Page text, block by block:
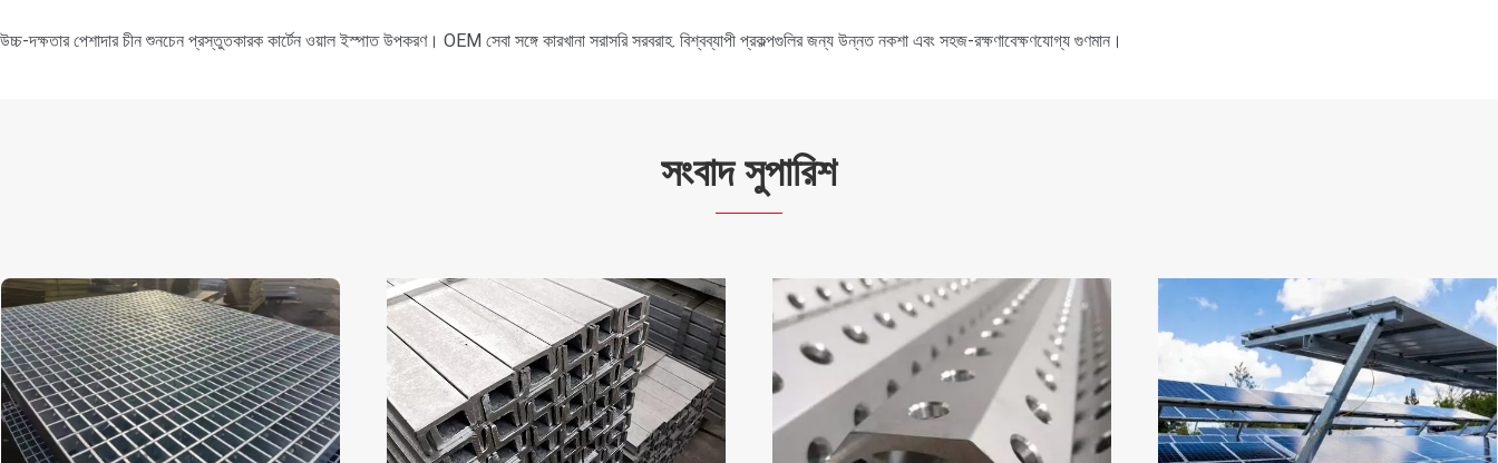
উচ্চ-দক্ষতার পেশাদার চীন শুনচেন প্রস্তুতকারক কার্টেন ওয়াল ইস্পাত উপকরণ। OEM সেবা সঙ্গে কারখানা সরাসরি সরবরাহ. বিশ্বব্যাপী প্রকল্পগুলির জন্য উন্নত নকশা এবং সহজ-রক্ষণাবেক্ষণযোগ্য গুণমান।
সংবাদ সুপারিশ